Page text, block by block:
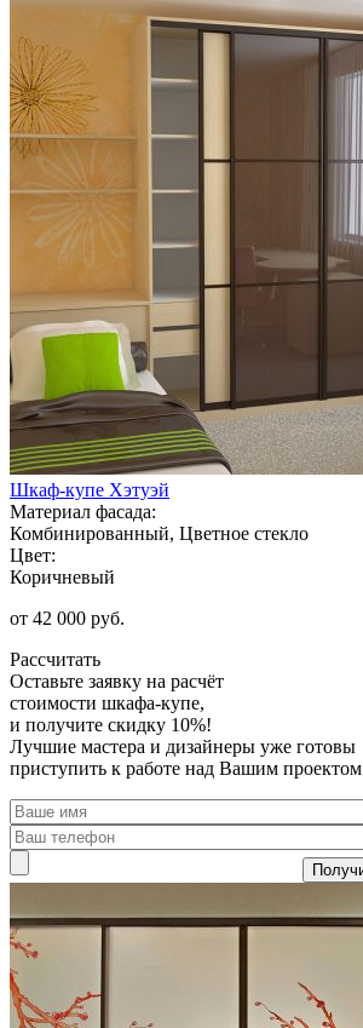
Шкаф-купе Хэтуэй
Материал фасада:
Комбинированный, Цветное стекло
Цвет:
Коричневый
от 42 000 руб.
Рассчитать
Оставьте заявку на расчёт
стоимости шкафа-купе,
и получите скидку 10%!
Лучшие мастера и дизайнеры уже готовы
приступить к работе над Вашим проектом